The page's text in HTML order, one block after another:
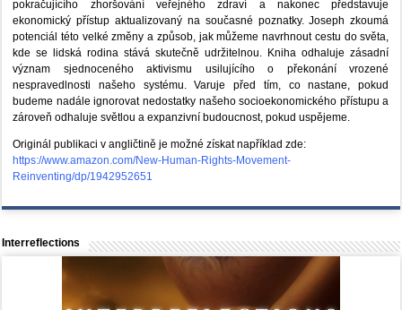
pokračujícího zhoršování veřejného zdraví a nakonec představuje
ekonomický přístup aktualizovaný na současné poznatky. Joseph zkoumá
potenciál této velké změny a způsob, jak můžeme navrhnout cestu do světa,
kde se lidská rodina stává skutečně udržitelnou. Kniha odhaluje zásadní
význam sjednoceného aktivismu usilujícího o překonání vrozené
nespravedlnosti našeho systému. Varuje před tím, co nastane, pokud
budeme nadále ignorovat nedostatky našeho socioekonomického přístupu a
zároveň odhaluje světlou a expanzivní budoucnost, pokud uspějeme.
Originál publikaci v angličtině je možné získat například zde:
https://www.amazon.com/New-Human-Rights-Movement-
Reinventing/dp/1942952651
Interreflections